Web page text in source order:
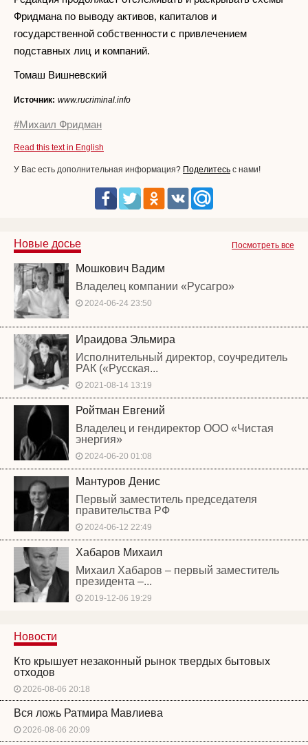
Фридмана по выводу активов, капиталов и
государственной собственности с привлечением
подставных лиц и компаний.
Томаш Вишневский
Источник: www.rucriminal.info
#Михаил Фридман
Read this text in English
У Вас есть дополнительная информация? Поделитесь с нами!
Посмотреть все
Новые досье
Мошкович Вадим
Владелец компании «Русагро»
2024-06-24 23:50
Ираидова Эльмира
Исполнительный директор, соучредитель
РАК («Русская...
2021-08-14 13:19
Ройтман Евгений
Владелец и гендиректор ООО «Чистая
энергия»
2024-06-20 01:08
Мантуров Денис
Первый заместитель председателя
правительства РФ
2024-06-12 22:49
Хабаров Михаил
Михаил Хабаров – первый заместитель
президента –...
2019-12-06 19:29
Новости
Кто крышует незаконный рынок твердых бытовых
отходов
2026-08-06 20:18
Вся ложь Ратмира Мавлиева
2026-08-06 20:09